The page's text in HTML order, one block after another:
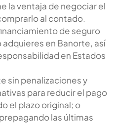
la ventaja de negociar el
al contado.
de seguro
adquieres en Banorte, así
en Estados
sin penalizaciones y
para reducir el pago
el plazo original; o
las últimas